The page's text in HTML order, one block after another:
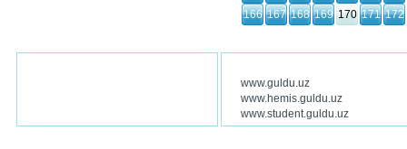
166 167 168 169 170 171 172
www.guldu.uz
www.hemis.guldu.uz
www.student.guldu.uz